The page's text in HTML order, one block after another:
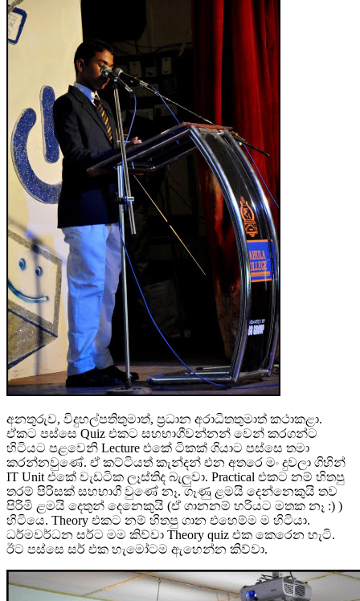
අනතුරුව, විදුහල්පතිතුමාත්, ප්‍රධාන අරාධිතතුමාත් කථාකළා.
ඒකට පස්සෙ Quiz එකට සහභාගීවන්නන් වෙන් කරගන්ට
හිටියට පළවෙනි Lecture එකේ ටිකක් ගියාට පස්සෙ තමා
කරන්නවුණේ. ඒ කට්ටියත් කැන්දන් එන අතරෙ මං දුවලා ගිහින්
IT Unit එකේ වැඩටික ලෑස්තිද බැලුවා. Practical එකට නම් හිතපු
තරම් පිරිසක් සහභාගී වුණේ නෑ. ගෑණු ළමයි දෙන්නෙකුයි තව
පිරිමි ළමයි දෙතුන් දෙනෙකුයි (ඒ ගානනම් හරියට මතක නෑ :) )
හිටියෙ. Theory එකට නම් හිතපු ගාන එහෙම්ම ම හිටියා.
ධර්මවර්ධන සර්ට මම කිව්වා Theory quiz එක කෙරෙන හැටි.
ඊට පස්සෙ සර් එක හැමෝටම ඇහෙන්න කිව්වා.